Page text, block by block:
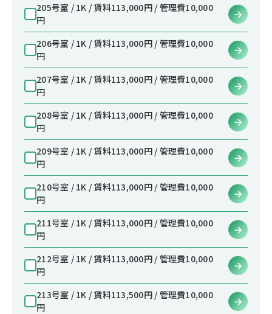
205号室 / 1K / 賃料113,000円 / 管理費10,000
円
206号室 / 1K / 賃料113,000円 / 管理費10,000
円
207号室 / 1K / 賃料113,000円 / 管理費10,000
円
208号室 / 1K / 賃料113,000円 / 管理費10,000
円
209号室 / 1K / 賃料113,000円 / 管理費10,000
円
210号室 / 1K / 賃料113,000円 / 管理費10,000
円
211号室 / 1K / 賃料113,000円 / 管理費10,000
円
212号室 / 1K / 賃料113,000円 / 管理費10,000
円
213号室 / 1K / 賃料113,500円 / 管理費10,000
円